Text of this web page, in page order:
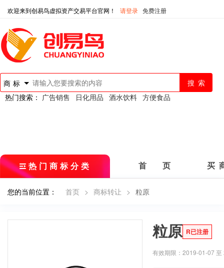
欢迎来到创易鸟虚拟资产交易平台官网！ 请登录 免费注册
商标
热门搜索： 广告销售 日化用品 酒水饮料 方便食品
热门商标分类 首 页 买
您的当前位置： 首页 > 商标转让 > 粒原
粒原 R已注册
有效期限：2019-01-07